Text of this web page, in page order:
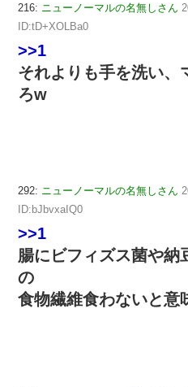
216: ニューノーマルの名無しさん
ID:tD+XOLBa0
>>1
それよりも手を洗い、
ろw
292: ニューノーマルの名無しさん
ID:bJbvxaIQ0
>>1
腸にビフィズス菌や納
の
食物繊維食わないと意